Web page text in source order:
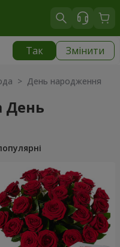
Так Змінити
> День народження
День